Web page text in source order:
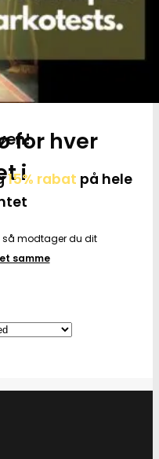
for hver
i
15% rabat på hele
modtager du dit
samme